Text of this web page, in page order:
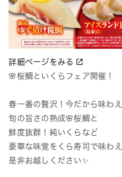
詳細ページをみる
🌸桜鯛といくらフェア開催！
春一番の贅沢！今だから味わ
旬の旨さの熟成🌸桜鯛と
鮮度抜群！純いくらなど
豪華な味覚をくら寿司で味わえ
是非お越しください✨